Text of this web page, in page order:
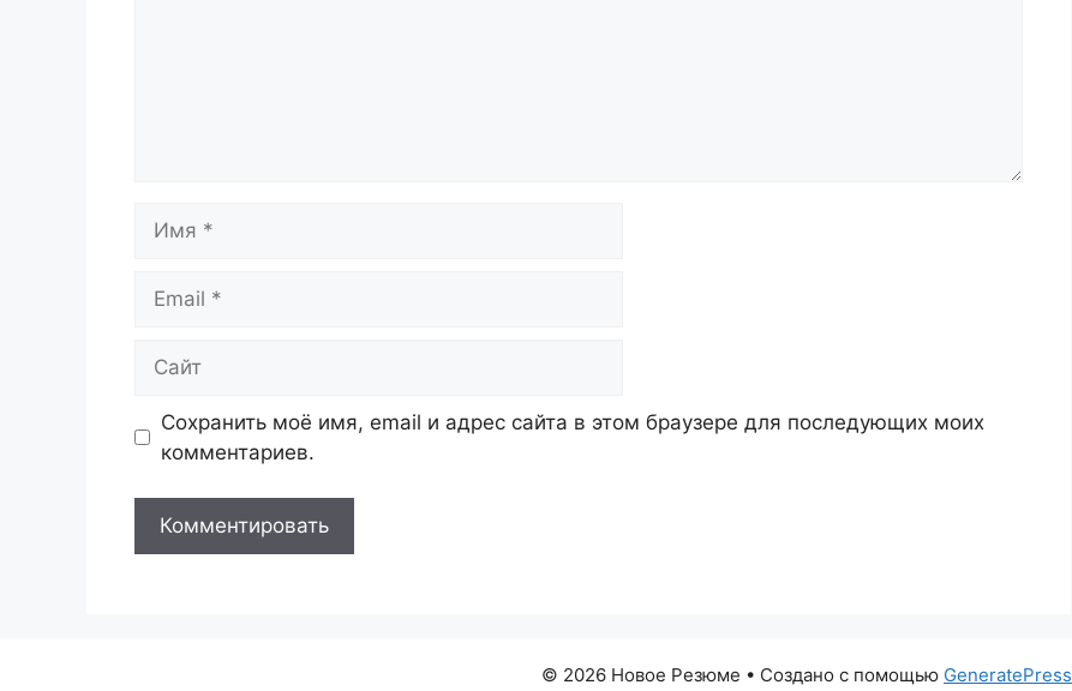
Сохранить моё имя, email и адрес сайта в этом браузере для последующих моих
комментариев.
© 2026 Новое Резюме • Создано с помощью GeneratePress